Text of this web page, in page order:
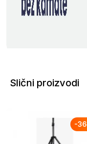
Slični proizvodi
-36